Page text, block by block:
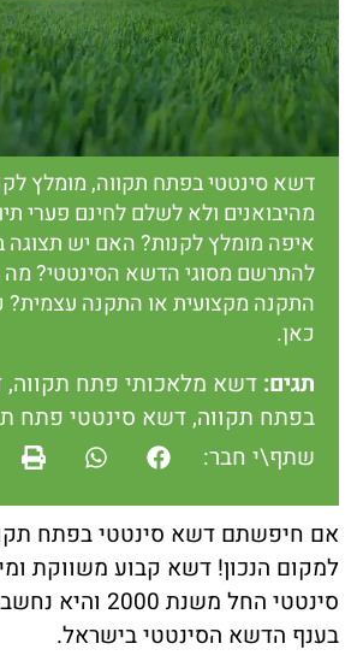
דשא סינטטי בפתח תקווה, מומלץ
מהיבואנים ולא לשלם לחינם פערי
איפה מומלץ לקנות? האם יש תצוגה
להתרשם מסוגי הדשא הסינטטי? מה
התקנה מקצועית או התקנה עצמית?
כאן.
תגים: דשא מלאכותי פתח תקווה,
בפתח תקווה,דשא סינטטי פתח
שתף\י חבר:
אם חיפשתם דשא סינטטי בפתח
למקום הנכון! דשא קבוע משווקת
סינטטי החל משנת
בענף הדשא הסינטטי בישראל.